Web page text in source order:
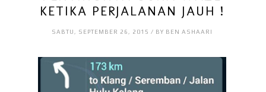
KETIKA PERJALANAN JAUH !
SABTU, SEPTEMBER 26, 2015 / BY BEN ASHAARI